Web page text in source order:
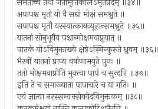
अपापश्च मृतो यो वै सद्यो मोक्षं समश्नुते ॥
सपापश्च मृतौ यस्स्यात्कायव्यूहान्समश्नुते ॥३५॥
यातनां सोनुभूयैव पश्चान्मोक्षमवाप्नुयात् ॥
पातकं योऽविमुक्ताख्ये क्षेत्रेऽस्मिन्कुरुते ध्रुवम् ॥३६॥
भैरवीं यातनां प्राप्य वर्षाणामयुते पुनः ॥
ततो मोक्षमवाप्नोति भुक्त्वा पापं च सुन्दरि ॥३७॥
इति ते च समाख्याता पापाचारे च या गतिः ॥
एवं ज्ञात्वा नरस्सम्यक्सेवयेदविमुक्तकम् ॥३८॥